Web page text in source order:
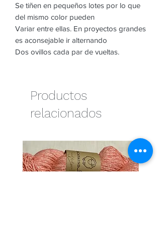
Se tiñen en pequeños lotes por lo que
del mismo color pueden
Variar entre ellas. En proyectos grandes
es aconsejable ir alternando
Dos ovillos cada par de vueltas.
Productos
relacionados